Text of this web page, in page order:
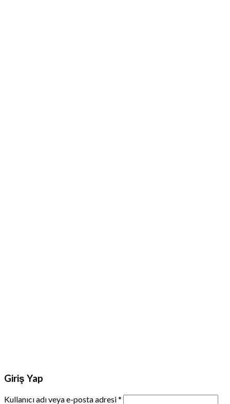
Giriş Yap
Kullanıcı adı veya e-posta adresi*